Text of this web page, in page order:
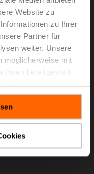
Website zu
zu Ihrer
Partner für
weiter. Unsere
möglicherweise mit
ihnen bereitgestellt
individuellen Logo
an Ihre lokale
EUR 363,00
den